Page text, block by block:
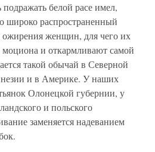
белой расе имел,
широко распространенный
ожирения женщин, для чего их
и откармливают самой
такой обычай в Северной
и в Америке. У наших
Олонецкой губернии, у
и польского
заменяется надеванием